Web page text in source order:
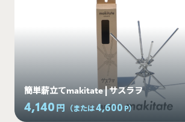
簡単薪立てmakitate | サスラヲ
4,140 円 （または4,600 P）